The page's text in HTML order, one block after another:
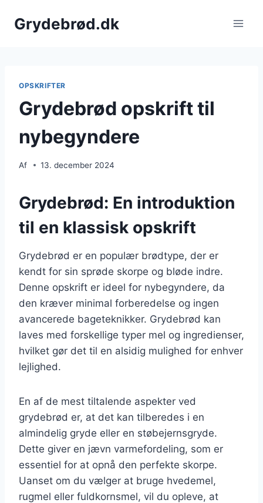
Grydebrød.dk
OPSKRIFTER
Grydebrød opskrift til
nybegyndere
Af 13. december 2024
Grydebrød: En introduktion
til en klassisk opskrift
Grydebrød er en populær brødtype, der er
kendt for sin sprøde skorpe og bløde indre.
Denne opskrift er ideel for nybegyndere, da
den kræver minimal forberedelse og ingen
avancerede bageteknikker. Grydebrød kan
laves med forskellige typer mel og ingredienser,
hvilket gør det til en alsidig mulighed for enhver
lejlighed.
En af de mest tiltalende aspekter ved
grydebrød er, at det kan tilberedes i en
almindelig gryde eller en støbejernsgryde.
Dette giver en jævn varmefordeling, som er
essentiel for at opnå den perfekte skorpe.
Uanset om du vælger at bruge hvedemel,
rugmel eller fuldkornsmel, vil du opleve, at